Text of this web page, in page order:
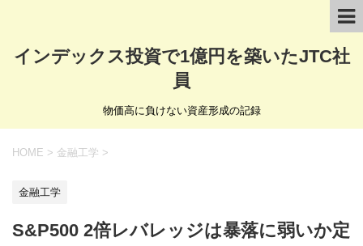
インデックス投資で1億円を築いたJTC社
員
物価高に負けない資産形成の記録
HOME > 金融工学 >
金融工学
S&P500 2倍レバレッジは暴落に弱いか定